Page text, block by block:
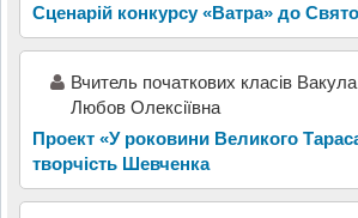
Сценарій конкурсу «Ватра» до
Вчитель початкових класів Вакула
Любов Олексіївна
Проект «У роковини Великого
творчість Шевченка